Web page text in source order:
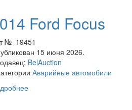
Ford Focus
№ 19451
15 июня 2026.
BelAuction
Аварийные автомобили